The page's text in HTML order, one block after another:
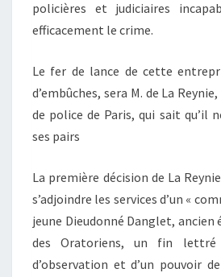
policières et judiciaires
efficacement le crime.
Le fer de lance de cette
d’embûches, sera M. de La
de police de Paris, qui sait qu’il
ses pairs
La première décision de La
s’adjoindre les services d’un «
jeune Dieudonné Danglet, ancien
des Oratoriens, un fin
d’observation et d’un pouvoir